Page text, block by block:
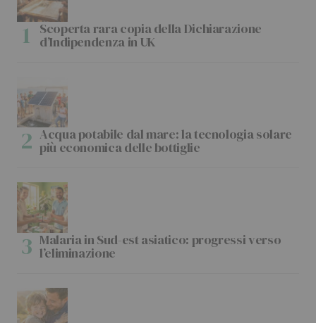
Scoperta rara copia della Dichiarazione
d’Indipendenza in UK
Acqua potabile dal mare: la tecnologia solare
più economica delle bottiglie
Malaria in Sud-est asiatico: progressi verso
l’eliminazione